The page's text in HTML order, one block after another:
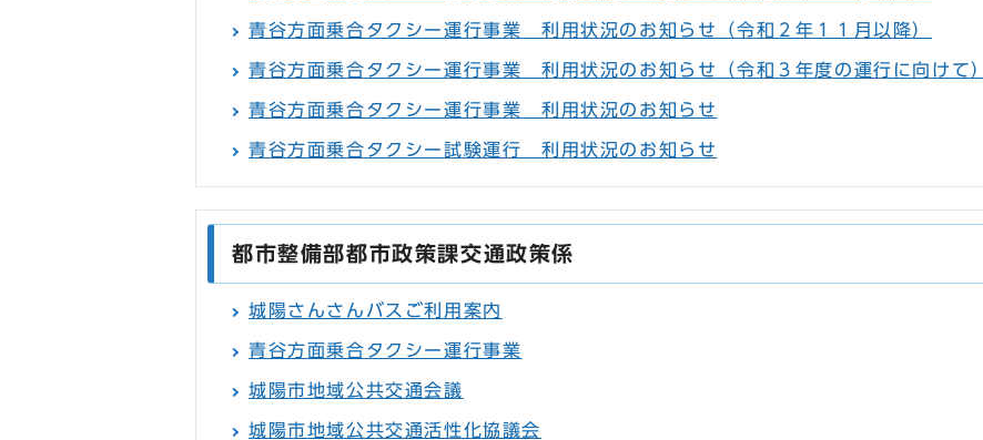
青谷方面乗合タクシー運行事業 利用状況のお知らせ（令和２年１１月以降）
青谷方面乗合タクシー運行事業 利用状況のお知らせ（令和３年度の運行に向けて）
青谷方面乗合タクシー運行事業 利用状況のお知らせ
青谷方面乗合タクシー試験運行 利用状況のお知らせ
都市整備部都市政策課交通政策係
城陽さんさんバスご利用案内
青谷方面乗合タクシー運行事業
城陽市地域公共交通会議
城陽市地域公共交通活性化協議会